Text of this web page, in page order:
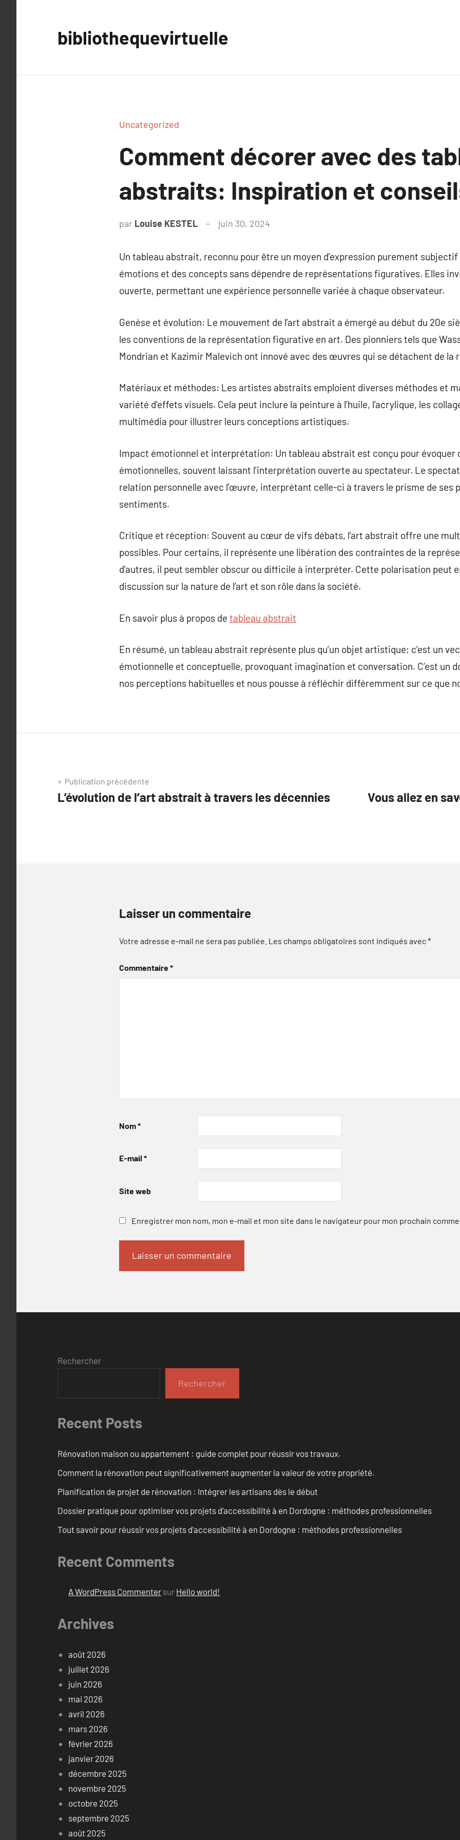
bibliothequevirtuelle
Uncategorized
Comment décorer avec des
abstraits: Inspiration et
par Louise KESTEL juin 30, 2024
Un tableau abstrait, reconnu pour être un moyen d’expression purement
émotions et des concepts sans dépendre de représentations figuratives. Elles
ouverte, permettant une expérience personnelle variée à chaque observateur.
Genèse et évolution: Le mouvement de l’art abstrait a émergé au début du 20e
les conventions de la représentation figurative en art. Des pionniers tels que
Mondrian et Kazimir Malevich ont innové avec des œuvres qui se détachent de
Matériaux et méthodes: Les artistes abstraits emploient diverses méthodes et
variété d’effets visuels. Cela peut inclure la peinture à l’huile, l’acrylique, les
multimédia pour illustrer leurs conceptions artistiques.
Impact émotionnel et interprétation: Un tableau abstrait est conçu pour évoquer
émotionnelles, souvent laissant l’interprétation ouverte au spectateur. Le
relation personnelle avec l’œuvre, interprétant celle-ci à travers le prisme de ses
sentiments.
Critique et réception: Souvent au cœur de vifs débats, l’art abstrait offre une
possibles. Pour certains, il représente une libération des contraintes de la
d’autres, il peut sembler obscur ou difficile à interpréter. Cette polarisation peut
discussion sur la nature de l’art et son rôle dans la société.
En savoir plus à propos de tableau abstrait
En résumé, un tableau abstrait représente plus qu’un objet artistique; c’est un
émotionnelle et conceptuelle, provoquant imagination et conversation. C’est un
nos perceptions habituelles et nous pousse à réfléchir différemment sur ce que
Navigation
de
Publication précédente
L’évolution de l’art abstrait à travers les décennies
Vous allez en
Laisser un commentaire
Votre adresse e-mail ne sera pas publiée. Les champs obligatoires sont indiqués avec*
Commentaire*
Nom*
E-mail *
Site web
Enregistrer mon nom, mon e-mail et mon site dans le navigateur pour mon prochain
Rechercher
Rechercher
Recent Posts
Rénovation maison ou appartement : guide complet pour réussir vos travaux.
Comment la rénovation peut significativement augmenter la valeur de votre propriété.
Planification de projet de rénovation : Intégrer les artisans dès le début
Dossier pratique pour optimiser vos projets d’accessibilité à en Dordogne : méthodes professionnelles
Tout savoir pour réussir vos projets d’accessibilité à en Dordogne : méthodes professionnelles
Recent Comments
A WordPress Commenter sur Hello world!
Archives
août 2026
juillet 2026
juin 2026
mai 2026
avril 2026
mars 2026
février 2026
janvier 2026
décembre 2025
novembre 2025
octobre 2025
septembre 2025
août 2025